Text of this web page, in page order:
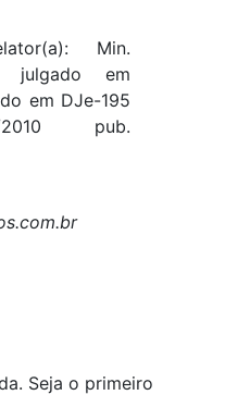
Min.
julgado em
em DJe-195
2010 pub.
Seja o primeiro